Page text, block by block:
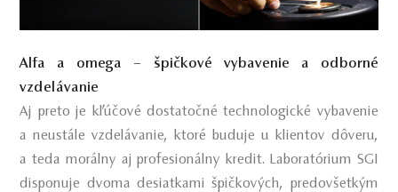
Alfa a omega – špičkové vybavenie a odborné
vzdelávanie
Aj preto je kľúčové dostatočné technologické vybavenie
a neustále vzdelávanie, ktoré buduje u klientov dôveru,
a teda morálny aj profesionálny kredit. Laboratórium SGI
disponuje dvoma desiatkami špičkových, predovšetkým